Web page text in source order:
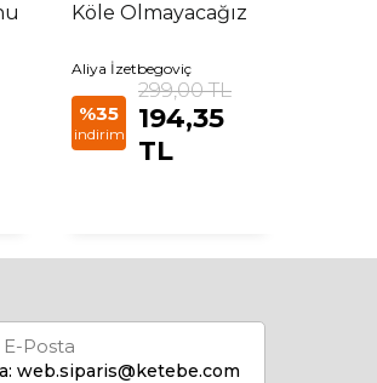
Köle Olmayacağız
Aliya İzetbegoviç
%35
indirim
299,00 TL
194,35
TL
E-Posta
web.siparis@ketebe.com